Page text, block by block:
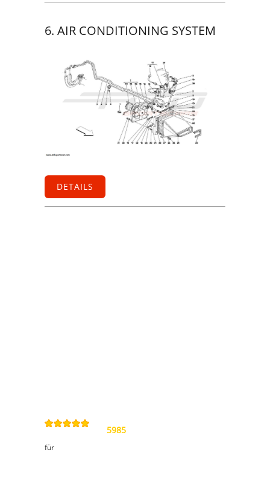
6. AIR CONDITIONING SYSTEM
DETAILS
/5
5985
für